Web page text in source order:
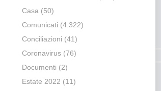
Casa (50)
Comunicati (4.322)
Conciliazioni (41)
Coronavirus(76)
Documenti (2)
Estate 2022 (11)